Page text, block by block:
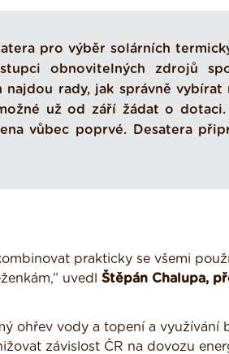
pro výběr solárních
obnovitelných zdrojů
najdou rady, jak správně
už od září žádat o dotaci.
vůbec poprvé. Desatera
prakticky se všemi
uvedl Štěpán Chalupa,
ohřev vody a topení a využívání
závislost ČR na dovozu